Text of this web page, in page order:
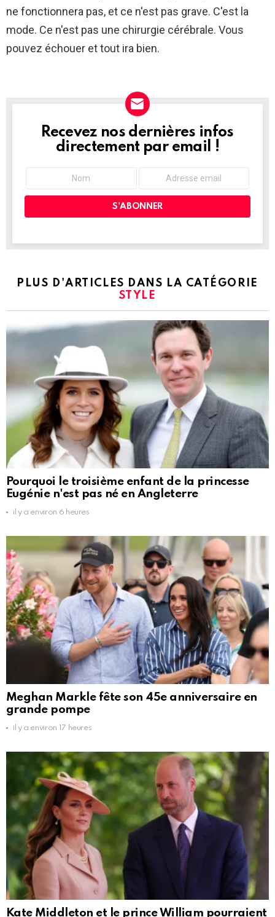
ne fonctionnera pas, et ce n'est pas grave. C'est la
mode. Ce n'est pas une chirurgie cérébrale. Vous
pouvez échouer et tout ira bien.
NEWSLETTER
Recevez nos dernières infos
directement par email !
PLUS D'ARTICLES DANS LA CATÉGORIE
STYLE
Pourquoi le troisième enfant de la princesse
Eugénie n'est pas né en Angleterre
il y a environ 6 heures
Meghan Markle fête son 45e anniversaire en
grande pompe
il y a environ 17 heures
Kate Middleton et le prince William pourraient